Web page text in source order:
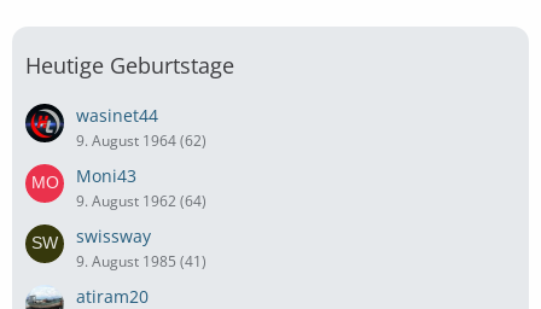
Heutige Geburtstage
wasinet44
9. August 1964 (62)
Moni43
9. August 1962 (64)
swissway
9. August 1985 (41)
atiram20